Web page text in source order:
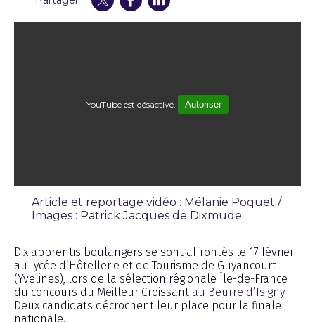
YouTube est désactivé. Autoriser
Article et reportage vidéo : Mélanie Poquet /
Images : Patrick Jacques de Dixmude
Dix apprentis boulangers se sont affrontés le 17 février
au lycée d’Hôtellerie et de Tourisme de Guyancourt
(Yvelines), lors de la sélection régionale Île-de-France
du concours du Meilleur Croissant au Beurre d’Isigny.
Deux candidats décrochent leur place pour la finale
nationale.